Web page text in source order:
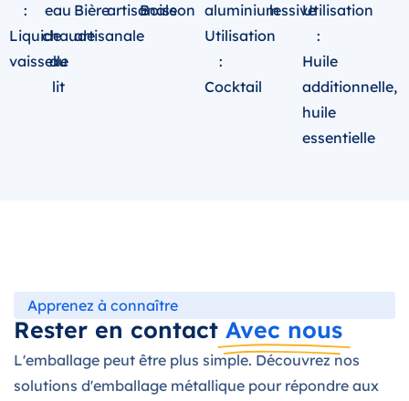
:
Liquide
vaisselle
eau
chaude
au
lit
Bière
artisanale
artisanale
Boisson aluminium
Utilisation
:
Cocktail
lessiveUtilisation
:
Huile
additionnelle,
huile
essentielle
Apprenez à connaître
Rester en contact Avec nous
L'emballage peut être plus simple. Découvrez nos
solutions d'emballage métallique pour répondre aux